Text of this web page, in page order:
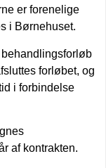
er forenelige
i Børnehuset.
forløbet, og
i forbindelse
af kontrakten.